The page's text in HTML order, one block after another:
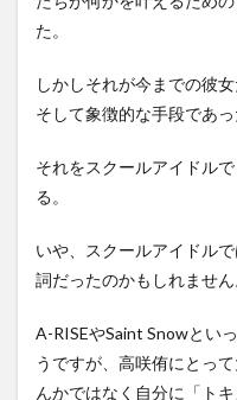
た。
しかしそれが今までの彼
そして象徴的な手段であっ
それをスクールアイドル
る。
いや、スクールアイドル
詞だったのかもしれません
A-RISEやSaint Snowとい
うですが、高咲侑にとっ
んかではなく自分に「ト